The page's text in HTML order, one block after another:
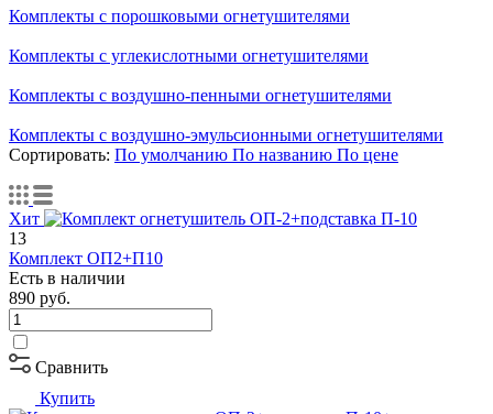
Комплекты с порошковыми огнетушителями
Комплекты с углекислотными огнетушителями
Комплекты с воздушно-пенными огнетушителями
Комплекты с воздушно-эмульсионными огнетушителями
Сортировать: По умолчанию По названию По цене
Хит
13
Комплект ОП2+П10
Есть в наличии
890 руб.
Сравнить
Купить